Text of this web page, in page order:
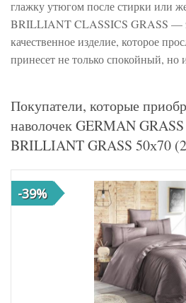
глажку утюгом после стирки или же
BRILLIANT CLASSICS GRASS —
качественное изделие, которое
принесет не только спокойный, но
Покупатели, которые
наволочек GERMAN
BRILLIANT GRASS 50х70
-39%